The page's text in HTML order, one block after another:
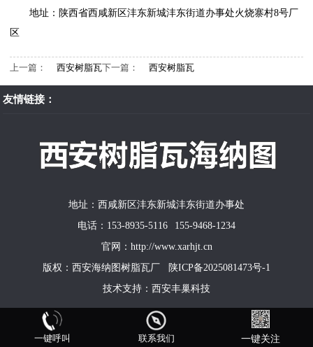
地址：陕西省西咸新区沣东新城沣东街道办事处火烧寨村8号厂
区
上一篇： 西安树脂瓦下一篇： 西安树脂瓦
友情链接：
地址：西咸新区沣东新城沣东街道办事处
电话：153-8935-5116 155-9468-1234
官网：http://www.xarhjt.cn
版权：西安海纳图树脂瓦厂
陕ICP备2025081473号-1
技术支持： 西安丰巢科技
一键呼叫 联系我们 一键关注